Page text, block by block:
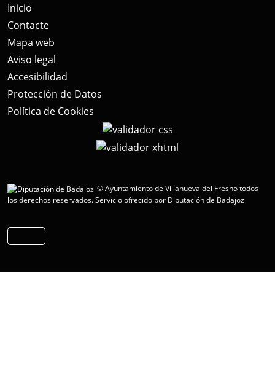
Inicio
Contacte
Mapa web
Aviso legal
Accesibilidad
Protección de Datos
Política de Cookies
© Ayuntamiento de Villanueva del Fresno todos
los derechos reservados.Servicio ofrecido por Diputación de Badajoz